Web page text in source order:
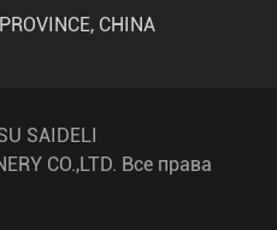
CHINA
SAIDELI
CO.,LTD. Все права